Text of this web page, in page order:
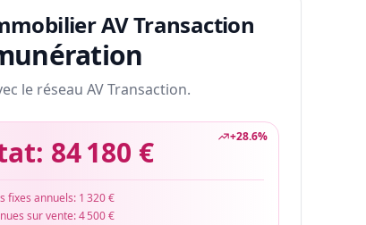
AV Transaction
le réseau AV Transaction.
+28.6%
84 180 €
fixes annuels: 1 320 €
sur vente:4 500 €